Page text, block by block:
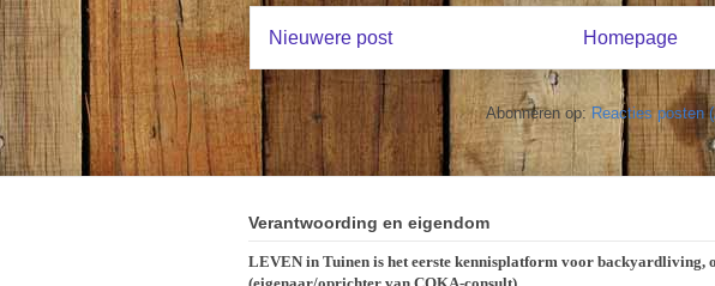
Nieuwere post Homepage
Abonneren op: Reacties posten
Verantwoording en eigendom
LEVEN in Tuinen is het eerste kennisplatform voor